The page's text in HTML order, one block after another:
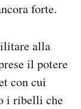
forte.
alla
il potere
con cui
i ribelli che